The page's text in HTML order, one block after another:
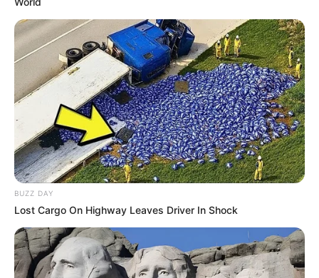
BUZZ DAY
Lost Cargo On Highway Leaves Driver In Shock